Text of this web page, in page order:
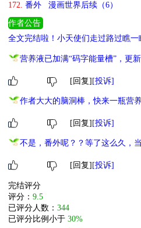
172. 番外 漫画世界后续（6）
作者公告
全文完结啦！小天使们走过路过瞧
像是我早逝的偶像》
营养液已加满“码字能量槽”，更新
[回复] [投诉]
作者大大的脑洞棒，快来一瓶营
[回复] [投诉]
不是，番外呢？？等了这么久，
[回复] [投诉]
完结评分
评分： 9.5
已评分人数： 344
已评分比例小于 30%